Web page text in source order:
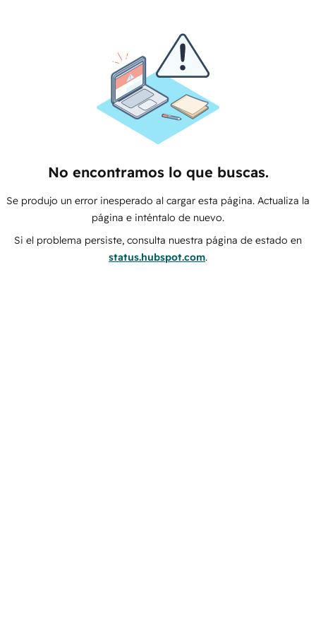
No encontramos lo que buscas.
Se produjo un error inesperado al cargar esta página. Actualiza la
página e inténtalo de nuevo.
Si el problema persiste, consulta nuestra página de estado en
status.hubspot.com.